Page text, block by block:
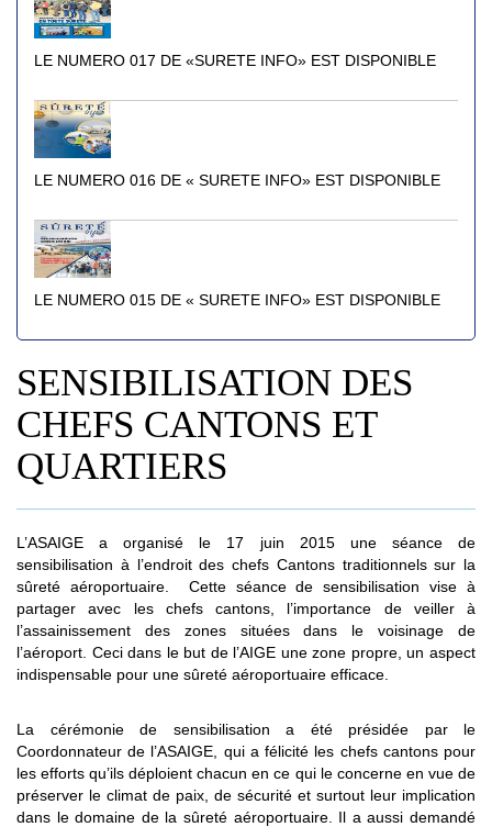
LE NUMERO 017 DE «SURETE INFO» EST DISPONIBLE
LE NUMERO 016 DE « SURETE INFO» EST DISPONIBLE
LE NUMERO 015 DE « SURETE INFO» EST DISPONIBLE
SENSIBILISATION DES
CHEFS CANTONS ET
QUARTIERS
L’ASAIGE a organisé le 17 juin 2015 une séance de
sensibilisation à l’endroit des chefs Cantons traditionnels sur la
sûreté aéroportuaire. Cette séance de sensibilisation vise à
partager avec les chefs cantons, l’importance de veiller à
l’assainissement des zones situées dans le voisinage de
l’aéroport. Ceci dans le but de l’AIGE une zone propre, un aspect
indispensable pour une sûreté aéroportuaire efficace.
La cérémonie de sensibilisation a été présidée par le
Coordonnateur de l’ASAIGE, qui a félicité les chefs cantons pour
les efforts qu’ils déploient chacun en ce qui le concerne en vue de
préserver le climat de paix, de sécurité et surtout leur implication
dans le domaine de la sûreté aéroportuaire. Il a aussi demandé